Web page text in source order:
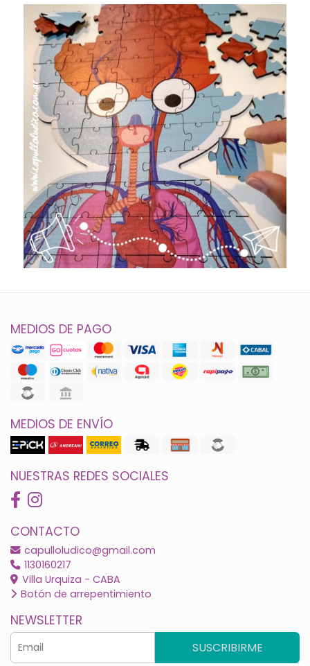
MEDIOS DE PAGO
MEDIOS DE ENVÍO
NUESTRAS REDES SOCIALES
CONTACTO
capulloludico@gmail.com
1130160217
Villa Urquiza - CABA
Botón de arrepentimiento
NEWSLETTER
SUSCRIBIRME